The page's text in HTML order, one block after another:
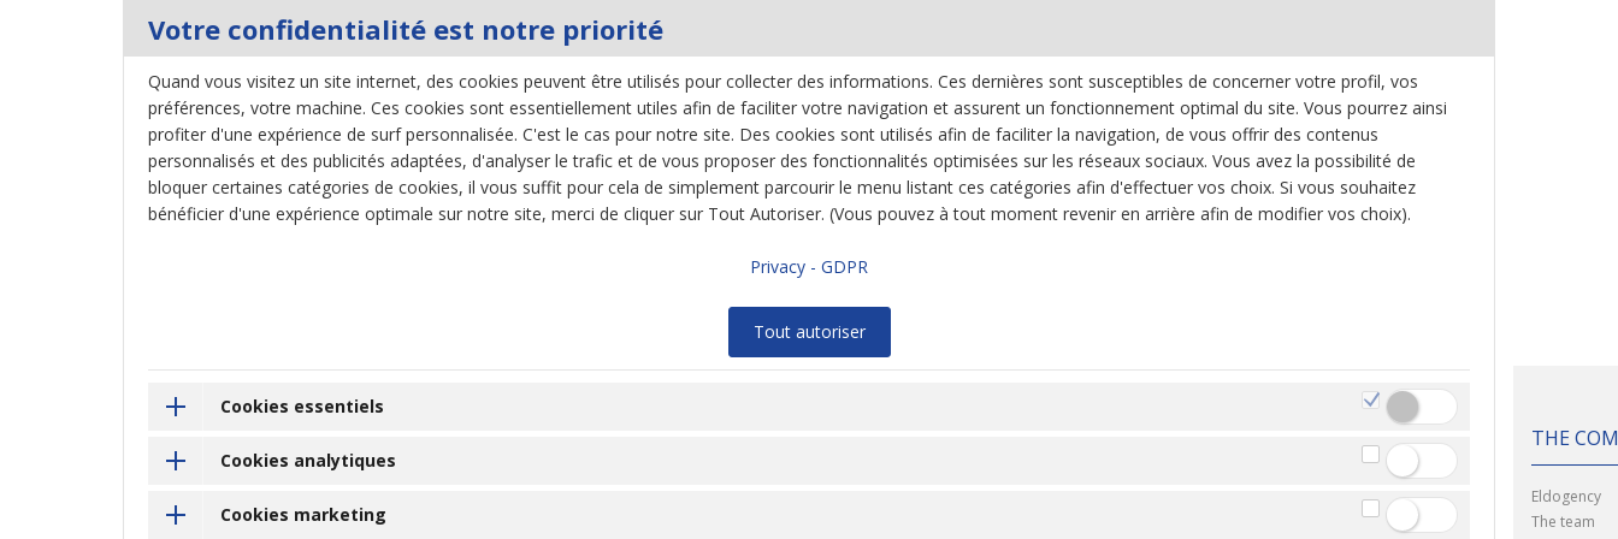
Votre confidentialité est notre priorité
Quand vous visitez un site internet, des cookies peuvent être utilisés pour collecter des informations. Ces dernières sont susceptibles de concerner votre profil, vos
préférences, votre machine. Ces cookies sont essentiellement utiles afin de faciliter votre navigation et assurent un fonctionnement optimal du site. Vous pourrez ainsi
profiter d'une expérience de surf personnalisée. C'est le cas pour notre site. Des cookies sont utilisés afin de faciliter la navigation, de vous offrir des contenus
personnalisés et des publicités adaptées, d'analyser le trafic et de vous proposer des fonctionnalités optimisées sur les réseaux sociaux. Vous avez la possibilité de
bloquer certaines catégories de cookies, il vous suffit pour cela de simplement parcourir le menu listant ces catégories afin d'effectuer vos choix. Si vous souhaitez
bénéficier d'une expérience optimale sur notre site, merci de cliquer sur Tout Autoriser. (Vous pouvez à tout moment revenir en arrière afin de modifier vos choix).
Privacy - GDPR
Tout autoriser
Cookies essentiels
Cookies analytiques
Cookies marketing
THE
Eldogency
The team